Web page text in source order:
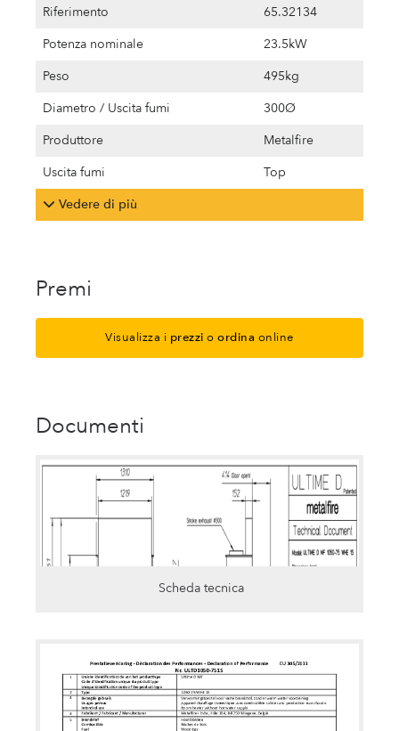
Riferimento
65.32134
Potenza nominale
23.5kW
Peso
495kg
Diametro / Uscita fumi
300Ø
Produttore
Metalfire
Uscita fumi
Top
Vedere di più
Premi
Visualizza i prezzi oordina online
Documenti
Scheda tecnica